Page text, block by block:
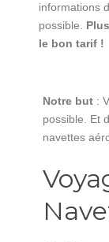
informations
possible.
le bon tarif !
Notre but :
possible. Et
navettes